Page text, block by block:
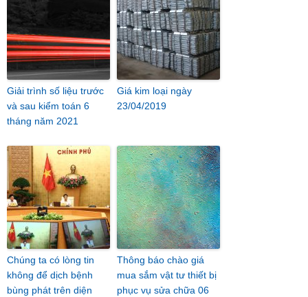
Giải trình số liệu trước
và sau kiểm toán 6
tháng năm 2021
Giá kim loại ngày
23/04/2019
Chúng ta có lòng tin
không để dịch bệnh
bùng phát trên diện
Thông báo chào giá
mua sắm vật tư thiết bị
phục vụ sửa chữa 06